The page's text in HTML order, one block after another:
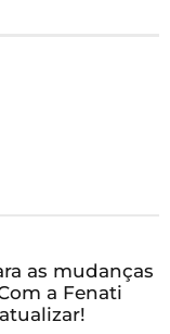
as mudanças
a Fenati